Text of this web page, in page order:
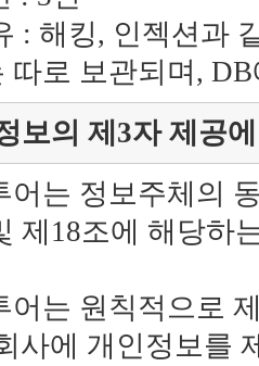
: 해킹, 인젝션과
따로 보관되며,
보의 제3자 제공
는 정보주체의
제18조에 해당하
는 원칙적으로
사에 개인정보를